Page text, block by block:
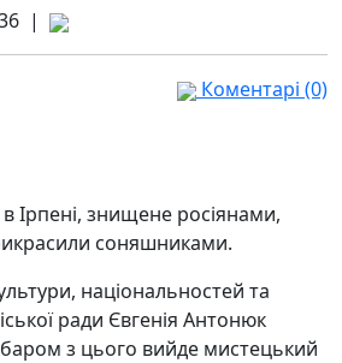
|
Коментарі (0)
Ірпені, знищене росіянами,
соняшниками.
національностей та
ради Євгенія Антонюк
з цього вийде мистецький